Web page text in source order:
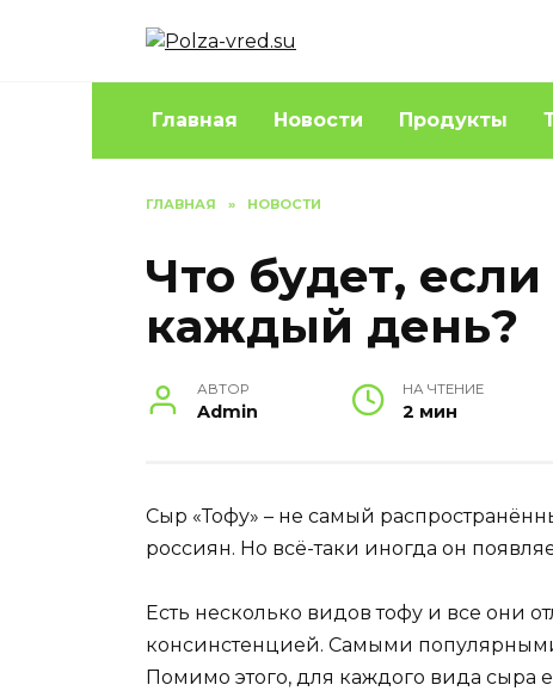
Главная Новости Продукты
ГЛАВНАЯ » НОВОСТИ
Что будет,
каждый день?
АВТОР
Admin
НА ЧТЕНИЕ
2 мин
Сыр «Тофу» – не самый
россиян. Но всё-таки иногда он
Есть несколько видов тофу и все они
консинстенцией. Самыми
Помимо этого, для каждого вида сыра